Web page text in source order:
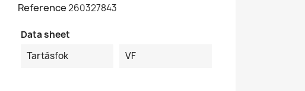
Reference260327843
Data sheet
Tartásfok
VF